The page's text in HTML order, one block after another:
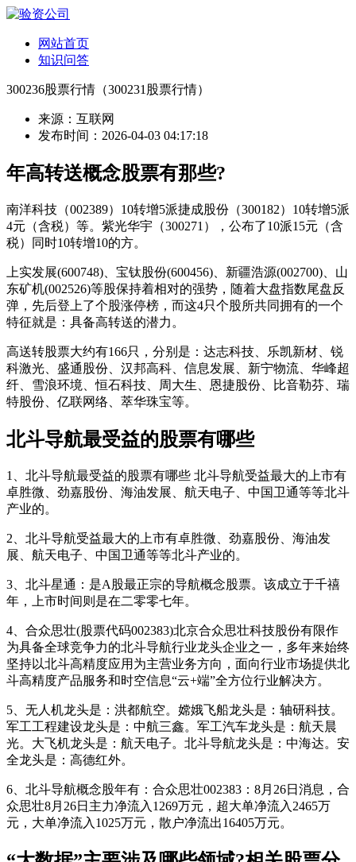
网站首页
知识问答
300236股票行情（300231股票行情）
来源：互联网
发布时间：2026-04-03 04:17:18
年高转送概念股票有那些?
南洋科技（002389）10转增5派捷成股份（300182）10转增5派
4元（含税）等。紫光华宇（300271），公布了10派15元（含
税）同时10转增10的方。
上实发展(600748)、宝钛股份(600456)、新疆浩源(002700)、山
东矿机(002526)等股保持着相对的强势，随着大盘指数尾盘反
弹，先后登上了个股涨停榜，而这4只个股所共同拥有的一个
特征就是：具备高转送的潜力。
高送转股票大约有166只，分别是：达志科技、乐凯新材、锐
科激光、盛通股份、汉邦高科、信息发展、新宁物流、华峰超
纤、雪浪环境、恒石科技、周大生、恩捷股份、比音勒芬、瑞
特股份、亿联网络、萃华珠宝等。
北斗导航最受益的股票有哪些
1、北斗导航最受益的股票有哪些 北斗导航受益最大的上市有
卓胜微、劲嘉股份、海油发展、航天电子、中国卫通等等北斗
产业的。
2、北斗导航受益最大的上市有卓胜微、劲嘉股份、海油发
展、航天电子、中国卫通等等北斗产业的。
3、北斗星通：是A股最正宗的导航概念股票。该成立于千禧
年，上市时间则是在二零零七年。
4、合众思壮(股票代码002383)北京合众思壮科技股份有限作
为具备全球竞争力的北斗导航行业龙头企业之一，多年来始终
坚持以北斗高精度应用为主营业务方向，面向行业市场提供北
斗高精度产品服务和时空信息“云+端”全方位行业解决方。
5、无人机龙头是：洪都航空。嫦娥飞船龙头是：轴研科技。
军工工程建设龙头是：中航三鑫。军工汽车龙头是：航天晨
光。大飞机龙头是：航天电子。北斗导航龙头是：中海达。安
全龙头是：高德红外。
6、北斗导航概念股年有：合众思壮002383：8月26日消息，合
众思壮8月26日主力净流入1269万元，超大单净流入2465万
元，大单净流入1025万元，散户净流出16405万元。